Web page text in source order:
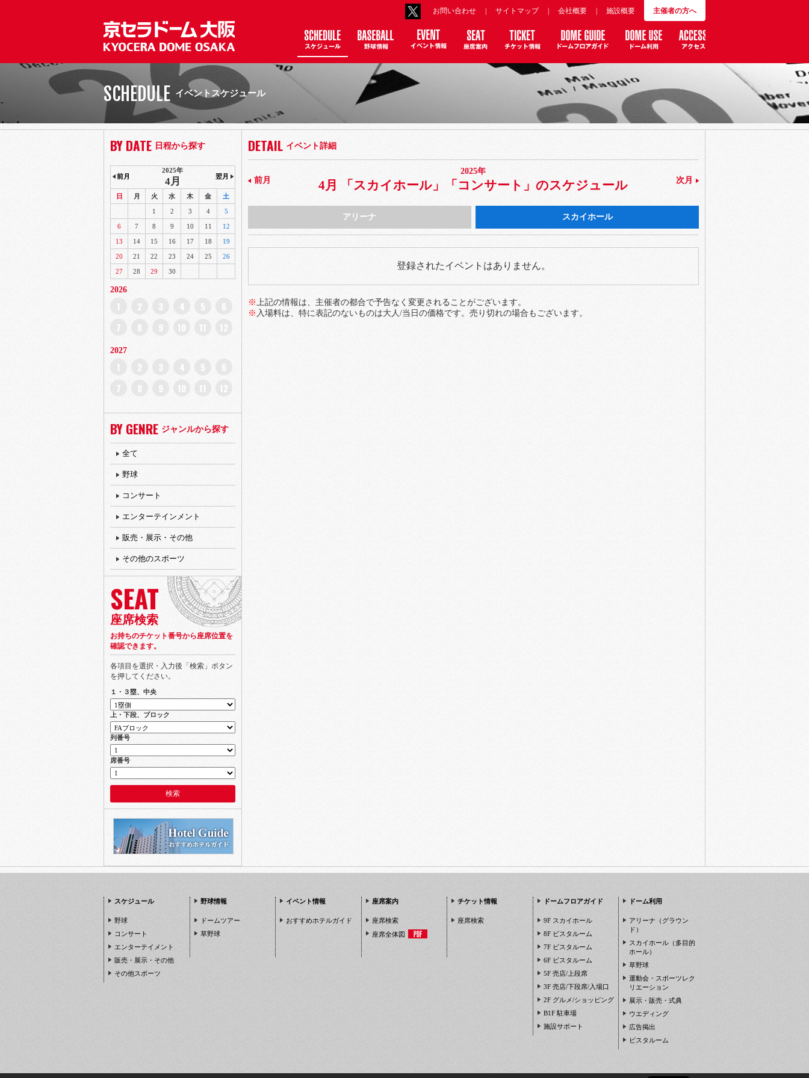
主催者の方へ
施設概要
会社概要
サイトマップ
お問い合わせ
SCHEDULE イベントスケジュール
DETAIL イベント詳細
前月
2025年
4月 「スカイホール」「コンサート」のスケジュール 次月
アリーナ スカイホール
登録されたイベントはありません。
※上記の情報は、主催者の都合で予告なく変更されることがございます。
※ 入場料は、特に表記のないものは大人/当日の価格です。売り切れの場合もございます。
BY DATE 日程から探す
前月
2025年
4月 翌月
日 月 火 水 木 金 土
1 2 3 4 5
6 7 8 9 10 11 12
13 14 15 16 17 18 19
20 21 22 23 24 25 26
27 28 29 30
2026
1 2 3 4 5
6
7
8 9 10 11 12
2027
1 2 3 4 5
6
7
8 9 10 11 12
BY GENRE ジャンルから探す
全て
野球
コンサート
エンターテインメント
販売・展示・その他
その他のスポーツ
SEAT
座席検索
お持ちのチケット番号から座席位置を
確認できます。
各項目を選択・入力後「検索」ボタン
を押してください。
１・３塁、中央
上・下段、ブロック
列番号
席番号
スケジュール
野球
コンサート
エンターテイメント
販売・展示・その他
その他スポーツ
野球情報
ドームツアー
草野球
イベント情報
おすすめホテルガイド
座席案内
座席検索
座席全体図
チケット情報
座席検索
ドームフロアガイド
9F スカイホール
8F ビスタルーム
7F ビスタルーム
6F ビスタルーム
5F 売店/上段席
3F 売店/下段席/入場口
2F グルメ/ショッピング
B1F 駐車場
施設サポート
ドーム利用
アリーナ（グラウン
ド）
スカイホール（多目的
ホール）
草野球
運動会・スポーツレク
リエーション
展示・販売・式典
ウエディング
広告掲出
ビスタルーム